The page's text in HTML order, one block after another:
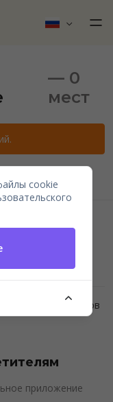
— 0
мест
11
63 173 3142
и продажи билетов
приложение
cookie